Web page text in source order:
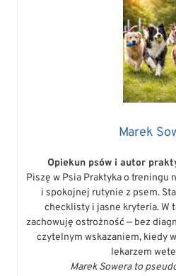
Marek
Opiekun psów i autor
Piszę w Psia Praktyka o treningu
i spokojnej rutynie z psem.
checklisty i jasne kryteria. W
zachowuję ostrożność — bez
czytelnym wskazaniem, kiedy
lekarzem
Marek Sowera to